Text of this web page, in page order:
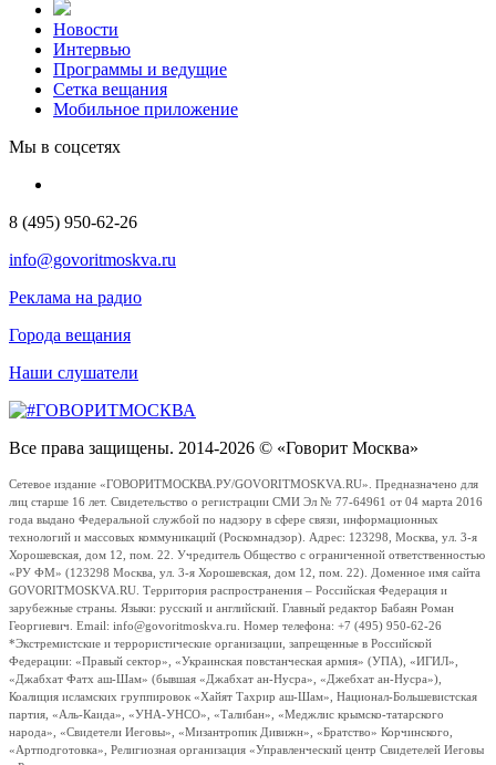
Новости
Интервью
Программы и ведущие
Сетка вещания
Мобильное приложение
Мы в соцсетях
8 (495) 950-62-26
info@govoritmoskva.ru
Реклама на радио
Города вещания
Наши слушатели
Все права защищены. 2014-2026 © «Говорит Москва»
Сетевое издание «ГОВОРИТМОСКВА.РУ/GOVORITMOSKVA.RU». Предназначено для
лиц старше 16 лет. Свидетельство о регистрации СМИ Эл № 77-64961 от 04 марта 2016
года выдано Федеральной службой по надзору в сфере связи, информационных
технологий и массовых коммуникаций (Роскомнадзор). Адрес: 123298, Москва, ул. 3-я
Хорошевская, дом 12, пом. 22. Учредитель Общество с ограниченной ответственностью
«РУ ФМ» (123298 Москва, ул. 3-я Хорошевская, дом 12, пом. 22). Доменное имя сайта
GOVORITMOSKVA.RU. Территория распространения – Российская Федерация и
зарубежные страны. Языки: русский и английский. Главный редактор Бабаян Роман
Георгиевич. Email: info@govoritmoskva.ru. Номер телефона: +7 (495) 950-62-26
*Экстремистские и террористические организации, запрещенные в Российской
Федерации: «Правый сектор», «Украинская повстанческая армия» (УПА), «ИГИЛ»,
«Джабхат Фатх аш-Шам» (бывшая «Джабхат ан-Нусра», «Джебхат ан-Нусра»),
Коалиция исламских группировок «Хайят Тахрир аш-Шам», Национал-Большевистская
партия, «Аль-Каида», «УНА-УНСО», «Талибан», «Меджлис крымско-татарского
народа», «Свидетели Иеговы», «Мизантропик Дивижн», «Братство» Корчинского,
«Артподготовка», Религиозная организация «Управленческий центр Свидетелей Иеговы